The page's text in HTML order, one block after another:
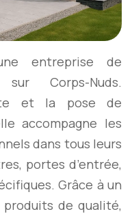
entreprise de
Corps-Nuds.
et la pose de
accompagne les
dans tous leurs
portes d’entrée,
Grâce à un
de qualité,